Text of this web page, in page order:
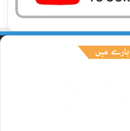
میں